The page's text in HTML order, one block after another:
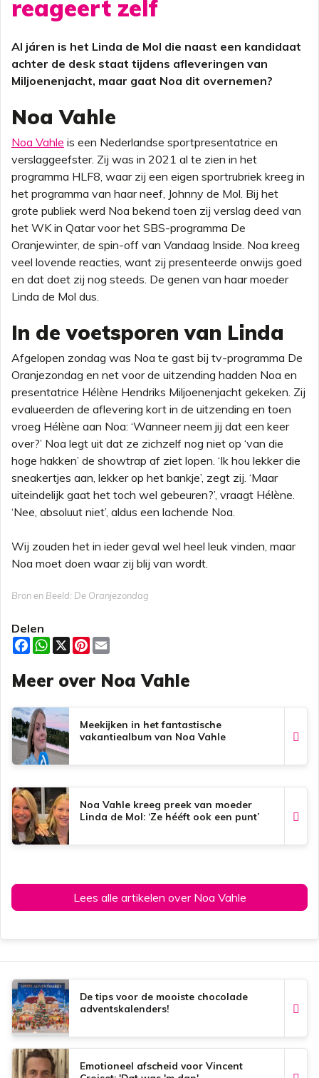
reageert zelf
Al járen is het Linda de Mol die naast een kandidaat
achter de desk staat tijdens afleveringen van
Miljoenenjacht, maar gaat Noa dit overnemen?
Noa Vahle
Noa Vahle is een Nederlandse sportpresentatrice en
verslaggeefster. Zij was in 2021 al te zien in het
programma HLF8, waar zij een eigen sportrubriek kreeg in
het programma van haar neef, Johnny de Mol. Bij het
grote publiek werd Noa bekend toen zij verslag deed van
het WK in Qatar voor het SBS-programma De
Oranjewinter, de spin-off van Vandaag Inside. Noa kreeg
veel lovende reacties, want zij presenteerde onwijs goed
en dat doet zij nog steeds. De genen van haar moeder
Linda de Mol dus.
In de voetsporen van Linda
Afgelopen zondag was Noa te gast bij tv-programma De
Oranjezondag en net voor de uitzending hadden Noa en
presentatrice Hélène Hendriks Miljoenenjacht gekeken. Zij
evalueerden de aflevering kort in de uitzending en toen
vroeg Hélène aan Noa: ‘Wanneer neem jij dat een keer
over?’ Noa legt uit dat ze zichzelf nog niet op ‘van die
hoge hakken’ de showtrap af ziet lopen. ‘Ik hou lekker die
sneakertjes aan, lekker op het bankje’, zegt zij. ‘Maar
uiteindelijk gaat het toch wel gebeuren?’, vraagt Hélène.
‘Nee, absoluut niet’, aldus een lachende Noa.
Wij zouden het in ieder geval wel heel leuk vinden, maar
Noa moet doen waar zij blij van wordt.
Bron en Beeld: De Oranjezondag
Delen
F
a
e
b
o
k
W
h
t
s
p
p
X
P
t
e
e
s
t
i
l
Meer over Noa Vahle
Meekijken in het fantastische
vakantiealbum van Noa Vahle
Noa Vahle kreeg preek van moeder
Linda de Mol: ‘Ze hééft ook een punt’
Lees alle artikelen over Noa Vahle
De tips voor de mooiste chocolade
adventskalenders!
Emotioneel afscheid voor Vincent